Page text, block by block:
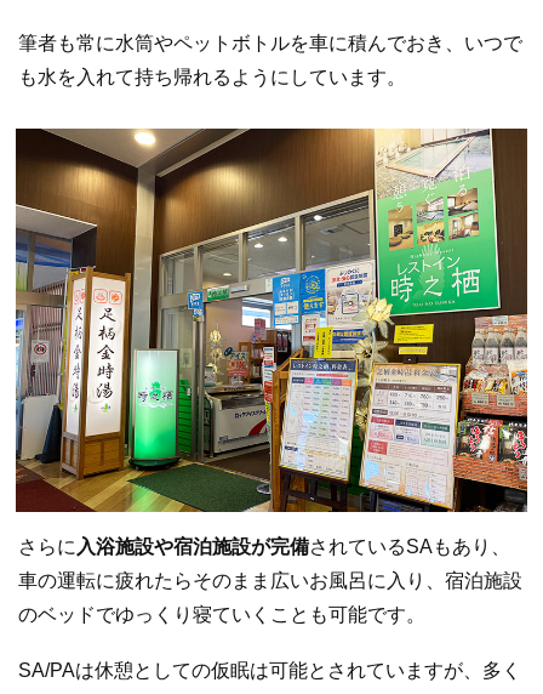
筆者も常に水筒やペットボトルを車に積んでおき、いつで
も水を入れて持ち帰れるようにしています。
さらに 入浴施設や宿泊施設が完備されているSAもあり、
車の運転に疲れたらそのまま広いお風呂に入り、宿泊施設
のベッドでゆっくり寝ていくことも可能です。
SA/PAは休憩としての仮眠は可能とされていますが、多く